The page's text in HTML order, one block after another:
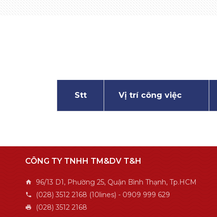
Stt Vị trí công việc
CÔNG TY TNHH TM&DV T&H
96/13 D1, Phường 25, Quận Bình Thạnh, Tp.HCM
(028) 3512 2168 (10lines) - 0909 999 629
(028) 3512 2168